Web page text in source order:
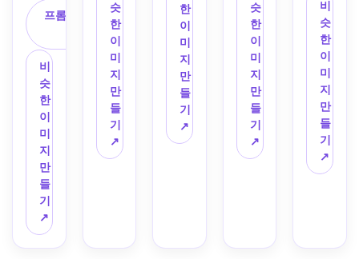
굴,
대칭
적인
꽃 프
레임
으로
둘러
싸인
우아
하고
흐르
는 문
자 형
식으
로
프롬프트 복
비
슷
한
이
미
지
만
들
기
↗
SOIR"라
는 텍
스트
가 있
Belle
Époque
theatre
타이
슷
한
이
미
지
만
들
기
↗
"ÉTOILE
VERTE"가
있는
고급
향수
라벨
을 디
한
이
미
지
만
들
기
↗
HOUSE"라
는 텍
스트
가 있
는 아
르누
보 로
고 엠
블럼
슷
한
이
미
지
만
들
기
↗
목 디
자인
을 만
들어
"달
의 정
원"이
라는
문구
를 화
려하
비
슷
한
이
미
지
만
들
기
↗